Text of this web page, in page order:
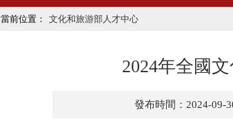
當前位置： 文化和旅游部人才中心
2024年全國
發布時間：2024-09-